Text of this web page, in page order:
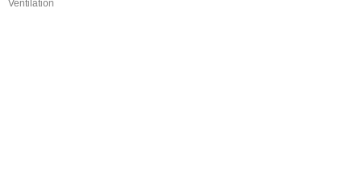
Ventilation